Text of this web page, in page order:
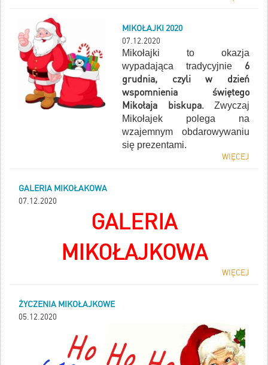
MIKOŁAJKI 2020
07.12.2020
Mikołajki to okazja
wypadająca tradycyjnie 6
grudnia, czyli w dzień
wspomnienia świętego
Mikołaja biskupa. Zwyczaj
Mikołajek polega na
wzajemnym obdarowywaniu
się prezentami.
WIĘCEJ
GALERIA MIKOŁAKOWA
07.12.2020
GALERIA
MIKOŁAJKOWA
WIĘCEJ
ŻYCZENIA MIKOŁAJKOWE
05.12.2020